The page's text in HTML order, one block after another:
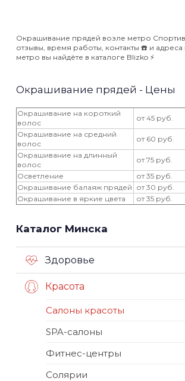
Окрашивание прядей возле метро
отзывы, время работы, контакты ☎️ и
метро вы найдёте в каталоге Blizko ⚡️
Окрашивание прядей - Цены
Окрашивание на короткий
волос
от 45 руб.
Окрашивание на средний
волос
от 60 руб.
Окрашивание на длинный
волос
от 75 руб.
Осветление
от 35 руб.
Окрашивание балаяж прядей от 30 руб.
Окрашивание в яркие цвета
от 35 руб.
Каталог Минска
Здоровье
Красота
Салоны красоты
SPA-салоны
Фитнес-центры
Солярии